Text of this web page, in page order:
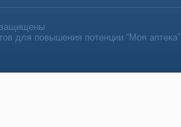
для повышения потенции “Моя